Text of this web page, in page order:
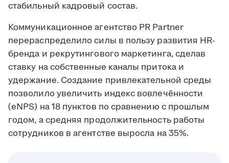
стабильный кадровый состав.
Коммуникационное агентство PR Partner
перераспределило силы в пользу развития HR-
бренда и рекрутингового маркетинга, сделав
ставку на собственные каналы притока и
удержание. Создание привлекательной среды
позволило увеличить индекс вовлечённости
(eNPS) на 18 пунктов по сравнению с прошлым
годом, а средняя продолжительность работы
сотрудников в агентстве выросла на 35%.